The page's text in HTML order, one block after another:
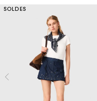
SOLDES